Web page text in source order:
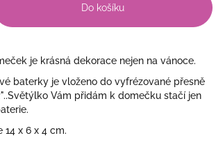
Do košíku
je krásná dekorace nejen na vánoce.
baterky je vloženo do vyfrézované přesně
Vám přidám k domečku stačí jen
x 6 x 4 cm.